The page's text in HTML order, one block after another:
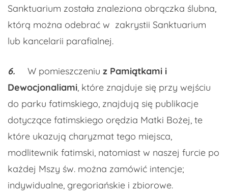
Sanktuarium została znaleziona obrączka ślubna,
którą można odebrać w zakrystii Sanktuarium
lub kancelarii parafialnej.
6. W pomieszczeniu z Pamiątkami i
Dewocjonaliami, które znajduje się przy wejściu
do parku fatimskiego, znajdują się publikacje
dotyczące fatimskiego orędzia Matki Bożej, te
które ukazują charyzmat tego miejsca,
modlitewnik fatimski, natomiast w naszej furcie po
każdej Mszy św. można zamówić intencje;
indywidualne, gregoriańskie i zbiorowe.